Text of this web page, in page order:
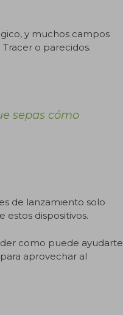
y muchos campos
o parecidos.
sepas cómo
de lanzamiento solo
estos dispositivos.
como puede ayudarte
aprovechar al